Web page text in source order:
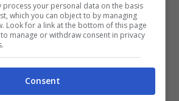
grande il tecnico e non il
squadra che è bene ricordare
a portare ben 11
che lo scorso aveva a
process your personal data on the basis
which you can object to by managing
Look for a link at the bottom of this page
manage or withdraw consent in privacy
Consent